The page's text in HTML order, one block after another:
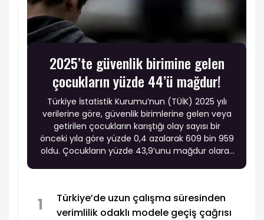
2025’te güvenlik birimine gelen
çocukların yüzde 44’ü mağdur!
Türkiye İstatistik Kurumu’nun (TÜİK) 2025 yılı
verilerine göre, güvenlik birimlerine gelen veya
getirilen çocukların karıştığı olay sayısı bir
önceki yıla göre yüzde 0,4 azalarak 609 bin 959
oldu. Çocukların yüzde 43,9’unu mağdur olarak
1
Türkiye’de uzun çalışma süresinden
verimlilik odaklı modele geçiş çağrısı